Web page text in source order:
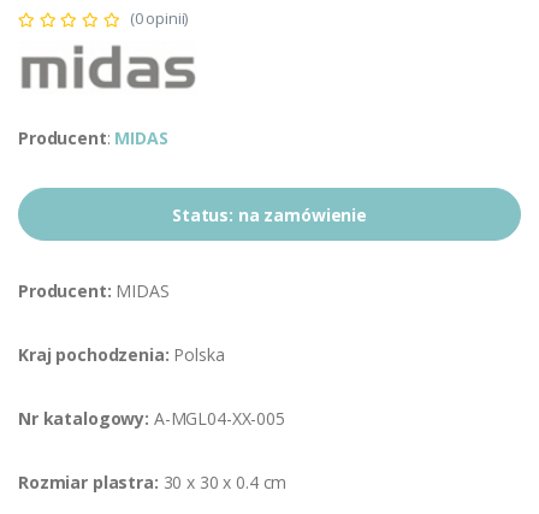
(0 opinii)
Producent: MIDAS
Status: na zamówienie
Producent: MIDAS
Kraj pochodzenia: Polska
Nr katalogowy: A-MGL04-XX-005
Rozmiar plastra: 30 x 30 x 0.4 cm